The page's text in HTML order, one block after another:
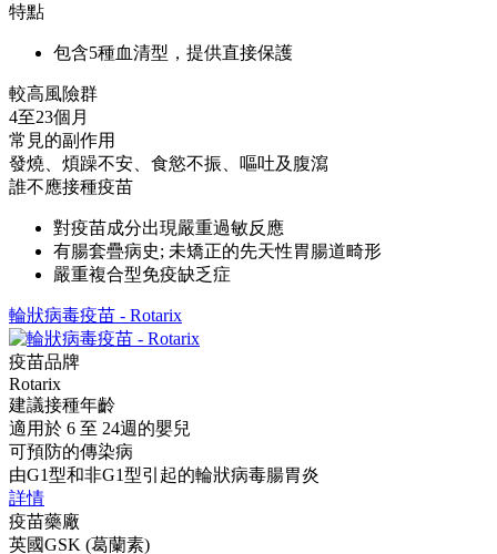
特點
包含5種血清型，提供直接保護
較高風險群
4至23個月
常見的副作用
發燒、煩躁不安、食慾不振、嘔吐及腹瀉
誰不應接種疫苗
對疫苗成分出現嚴重過敏反應
有腸套疊病史; 未矯正的先天性胃腸道畸形
嚴重複合型免疫缺乏症
輪狀病毒疫苗 - Rotarix
疫苗品牌
Rotarix
建議接種年齡
適用於 6 至 24週的嬰兒
可預防的傳染病
由G1型和非G1型引起的輪狀病毒腸胃炎
詳情
疫苗藥廠
英國GSK (葛蘭素)